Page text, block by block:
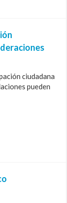
ciudadana
pueden